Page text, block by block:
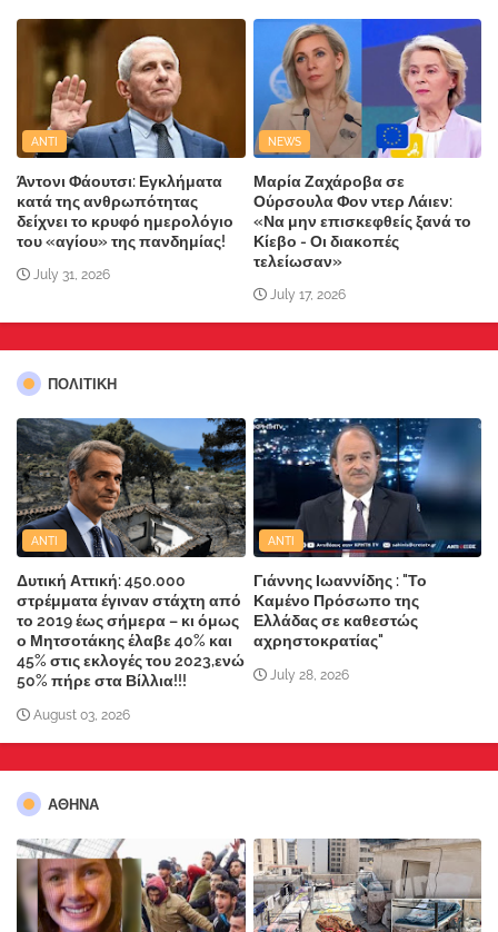
ANTI
Άντονι Φάουτσι: Εγκλήματα
κατά της ανθρωπότητας
δείχνει το κρυφό ημερολόγιο
του «αγίου» της πανδημίας!
July 31, 2026
NEWS
Μαρία Ζαχάροβα σε
Ούρσουλα Φον ντερ Λάιεν:
«Να μην επισκεφθείς ξανά το
Κίεβο - Οι διακοπές
τελείωσαν»
July 17, 2026
ΠΟΛΙΤΙΚΗ
ANTI
Δυτική Αττική: 450.000
στρέμματα έγιναν στάχτη από
το 2019 έως σήμερα – κι όμως
ο Μητσοτάκης έλαβε 40% και
45% στις εκλογές του 2023,ενώ
50% πήρε στα Βίλλια!!!
August 03, 2026
ANTI
Γιάννης Ιωαννίδης : "Το
Καμένο Πρόσωπο της
Ελλάδας σε καθεστώς
αχρηστοκρατίας"
July 28, 2026
ΑΘΗΝΑ